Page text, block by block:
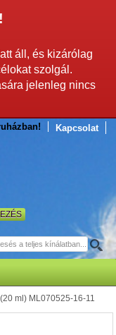
áll, és kizárólag
szolgál.
jelenleg nincs
Kapcsolat
ml) ML070525-16-11